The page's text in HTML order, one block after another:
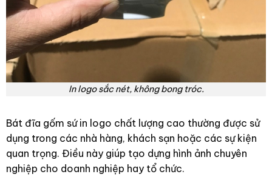
In logo sắc nét, không bong tróc.
Bát đĩa gốm sứ in logo chất lượng cao thường được sử
dụng trong các nhà hàng, khách sạn hoặc các sự kiện
quan trọng. Điều này giúp tạo dựng hình ảnh chuyên
nghiệp cho doanh nghiệp hay tổ chức.